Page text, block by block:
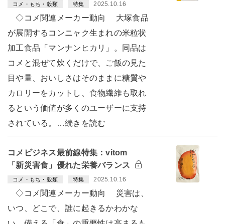
コメ・もち・穀類 特集 2025.10.16
◇コメ関連メーカー動向 大塚食品
が展開するコンニャク生まれの米粒状
加工食品「マンナンヒカリ」。同品は
コメと混ぜて炊くだけで、ご飯の見た
目や量、おいしさはそのままに糖質や
カロリーをカットし、食物繊維も取れ
るという価値が多くのユーザーに支持
されている。…続きを読む
コメビジネス最前線特集：vitom
「新災害食」優れた栄養バランス
コメ・もち・穀類 特集 2025.10.16
◇コメ関連メーカー動向 災害は、
いつ、どこで、誰に起きるかわかな